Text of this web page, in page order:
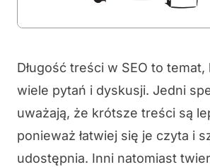
Długość treści w SEO to
wiele pytań i dyskusji. Jedni
uważają, że krótsze treści są
ponieważ łatwiej się je czyta i
udostępnia. Inni natomiast